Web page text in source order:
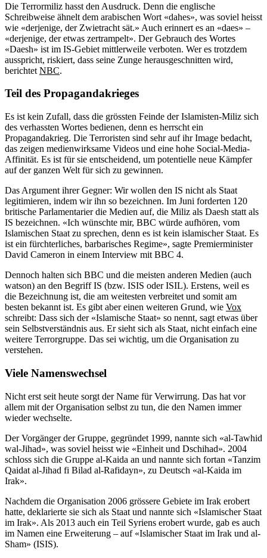
Die Terrormiliz hasst den Ausdruck. Denn die englische
Schreibweise ähnelt dem arabischen Wort «dahes», was soviel heisst
wie «derjenige, der Zwietracht sät.» Auch erinnert es an «daes» –
«derjenige, der etwas zertrampelt». Der Gebrauch des Wortes
«Daesh» ist im IS-Gebiet mittlerweile verboten. Wer es trotzdem
ausspricht, riskiert, dass seine Zunge herausgeschnitten wird,
berichtet NBC.
Teil des Propagandakrieges
Es ist kein Zufall, dass die grössten Feinde der Islamisten-Miliz sich
des verhassten Wortes bedienen, denn es herrscht ein
Propagandakrieg. Die Terroristen sind sehr auf ihr Image bedacht,
das zeigen medienwirksame Videos und eine hohe Social-Media-
Affinität. Es ist für sie entscheidend, um potentielle neue Kämpfer
auf der ganzen Welt für sich zu gewinnen.
Das Argument ihrer Gegner: Wir wollen den IS nicht als Staat
legitimieren, indem wir ihn so bezeichnen. Im Juni forderten 120
britische Parlamentarier die Medien auf, die Miliz als Daesh statt als
IS bezeichnen. «Ich wünschte mir, BBC würde aufhören, vom
Islamischen Staat zu sprechen, denn es ist kein islamischer Staat. Es
ist ein fürchterliches, barbarisches Regime», sagte Premierminister
David Cameron in einem Interview mit BBC 4.
Dennoch halten sich BBC und die meisten anderen Medien (auch
watson) an den Begriff IS (bzw. ISIS oder ISIL). Erstens, weil es
die Bezeichnung ist, die am weitesten verbreitet und somit am
besten bekannt ist. Es gibt aber einen weiteren Grund, wie Vox
schreibt: Dass sich der «Islamische Staat» so nennt, sagt etwas über
sein Selbstverständnis aus. Er sieht sich als Staat, nicht einfach eine
weitere Terrorgruppe. Das sei wichtig, um die Organisation zu
verstehen.
Viele Namenswechsel
Nicht erst seit heute sorgt der Name für Verwirrung. Das hat vor
allem mit der Organisation selbst zu tun, die den Namen immer
wieder wechselte.
Der Vorgänger der Gruppe, gegründet 1999, nannte sich «al-Tawhid
wal-Jihad», was soviel heisst wie «Einheit und Dschihad». 2004
schloss sich die Gruppe al-Kaida an und nannte sich fortan «Tanzim
Qaidat al-Jihad fi Bilad al-Rafidayn», zu Deutsch «al-Kaida im
Irak».
Nachdem die Organisation 2006 grössere Gebiete im Irak erobert
hatte, deklarierte sie sich als Staat und nannte sich «Islamischer Staat
im Irak». Als 2013 auch ein Teil Syriens erobert wurde, gab es auch
im Namen eine Erweiterung – auf «Islamischer Staat im Irak und al-
Sham» (ISIS).